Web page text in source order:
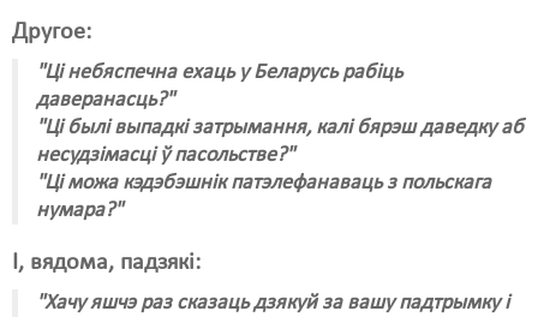
Другое:
"Ці небяспечна ехаць у Беларусь рабіць
даверанасць?"
"Ці былі выпадкі затрымання, калі бярэш даведку аб
несудзімасці ў пасольстве?"
"Ці можа кэдэбэшнік патэлефанаваць з польскага
нумара?"
І, вядома, падзякі:
"Хачу яшчэ раз сказаць дзякуй за вашу падтрымку і